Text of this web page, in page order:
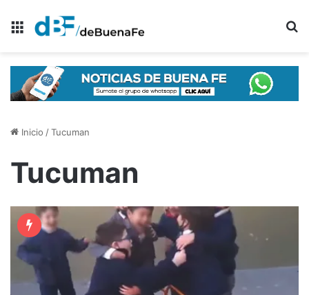
Menú
Inicio /Tucuman
Tucuman